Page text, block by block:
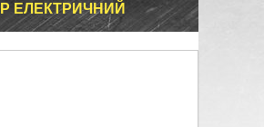
ЕЛЕКТРИЧНИЙ